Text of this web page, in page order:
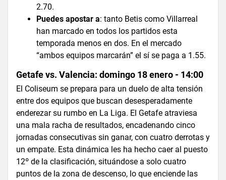
2.70.
Puedes apostar a: tanto Betis como Villarreal
han marcado en todos los partidos esta
temporada menos en dos. En el mercado
“ambos equipos marcarán” el sí se paga a 1.55.
Getafe vs. Valencia: domingo 18 enero - 14:00
El Coliseum se prepara para un duelo de alta tensión
entre dos equipos que buscan desesperadamente
enderezar su rumbo en La Liga. El Getafe atraviesa
una mala racha de resultados, encadenando cinco
jornadas consecutivas sin ganar, con cuatro derrotas y
un empate. Esta dinámica les ha hecho caer al puesto
12º de la clasificación, situándose a solo cuatro
puntos de la zona de descenso, lo que enciende las